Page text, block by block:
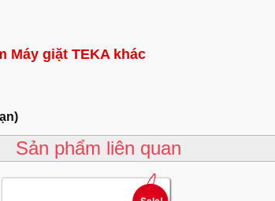
Máy giặt TEKA khác
Sản phẩm liên quan